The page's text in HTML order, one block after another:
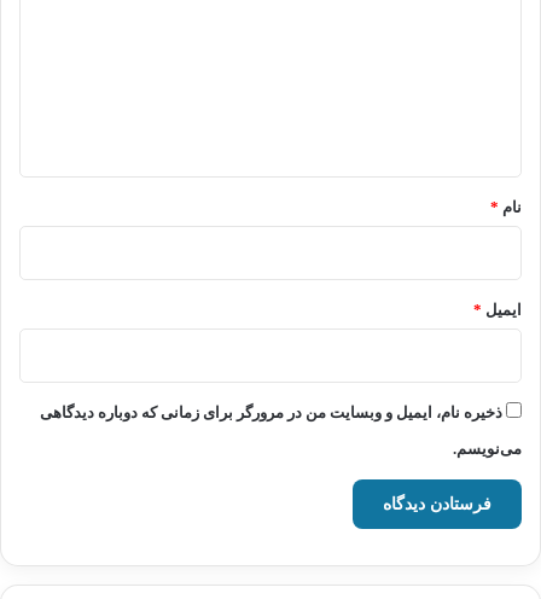
نام *
ایمیل *
ذخیره نام، ایمیل و وبسایت من در مرورگر برای زمانی که دوباره دیدگاهی
می‌نویسم.